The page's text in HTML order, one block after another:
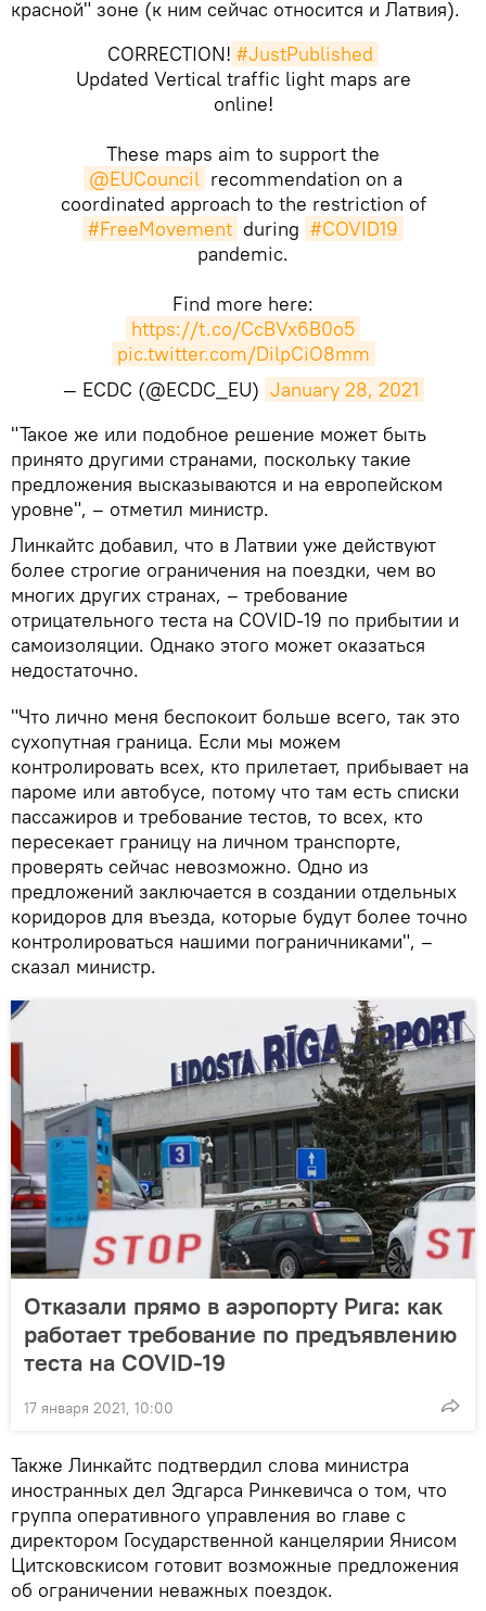
красной" зоне (к ним сейчас относится и Латвия).
CORRECTION! #JustPublished
Updated Vertical traffic light maps are
online!
These maps aim to support the
@EUCouncil recommendation on a
coordinated approach to the restriction of
#FreeMovement during #COVID19
pandemic.
Find more here:
https://t.co/CcBVx6B0o5
pic.twitter.com/DilpCiO8mm
— ECDC (@ECDC_EU) January 28, 2021
​"Такое же или подобное решение может быть
принято другими странами, поскольку такие
предложения высказываются и на европейском
уровне", – отметил министр.
Линкайтс добавил, что в Латвии уже действуют
более строгие ограничения на поездки, чем во
многих других странах, – требование
отрицательного теста на COVID-19 по прибытии и
самоизоляции. Однако этого может оказаться
недостаточно.
"Что лично меня беспокоит больше всего, так это
сухопутная граница. Если мы можем
контролировать всех, кто прилетает, прибывает на
пароме или автобусе, потому что там есть списки
пассажиров и требование тестов, то всех, кто
пересекает границу на личном транспорте,
проверять сейчас невозможно. Одно из
предложений заключается в создании отдельных
коридоров для въезда, которые будут более точно
контролироваться нашими пограничниками", –
сказал министр.
Отказали прямо в аэропорту Рига: как
работает требование по предъявлению
теста на COVID-19
17 января 2021, 10:00
Также Линкайтс подтвердил слова министра
иностранных дел Эдгарса Ринкевичса о том, что
группа оперативного управления во главе с
директором Государственной канцелярии Янисом
Цитсковскисом готовит возможные предложения
об ограничении неважных поездок.